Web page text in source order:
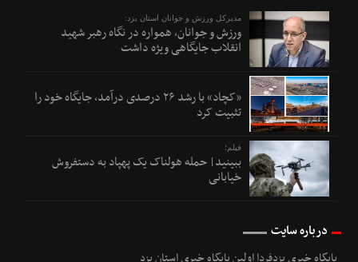
مدیرکل ورزش و جوانان استان یزد:
ورزش و جوانان، همواره در نگاه رهبر شهید
انقلاب جایگاهی ویژه داشت
«کچاد» با رشد ۲۶ درصدی درآمد، جایگاه خود را
تثبیت کرد
فیلم؛
ببینید| حمله هولناک یک پهپاد به دستفروش
خیابانی
درباره سایت